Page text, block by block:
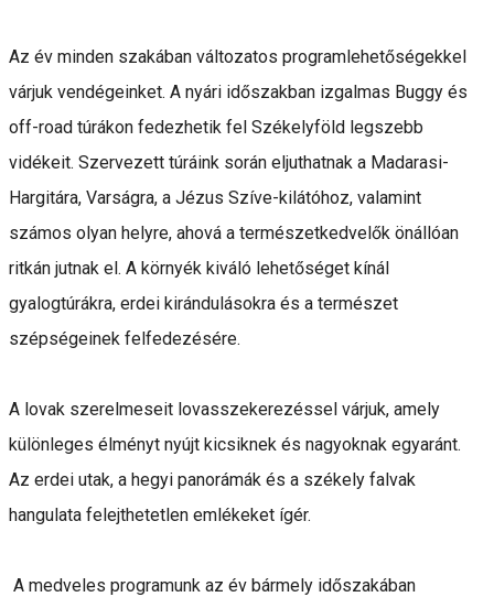
Az év minden szakában változatos programlehetőségekkel
várjuk vendégeinket. A nyári időszakban izgalmas Buggy és
off-road túrákon fedezhetik fel Székelyföld legszebb
vidékeit. Szervezett túráink során eljuthatnak a Madarasi-
Hargitára, Varságra, a Jézus Szíve-kilátóhoz, valamint
számos olyan helyre, ahová a természetkedvelők önállóan
ritkán jutnak el. A környék kiváló lehetőséget kínál
gyalogtúrákra, erdei kirándulásokra és a természet
szépségeinek felfedezésére.
A lovak szerelmeseit lovasszekerezéssel várjuk, amely
különleges élményt nyújt kicsiknek és nagyoknak egyaránt.
Az erdei utak, a hegyi panorámák és a székely falvak
hangulata felejthetetlen emlékeket ígér.
A medveles programunk az év bármely időszakában